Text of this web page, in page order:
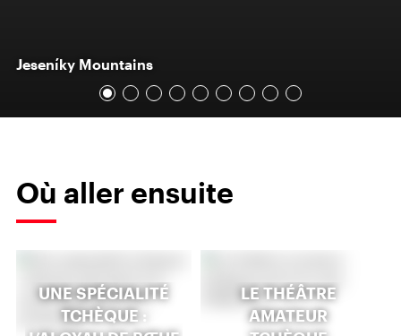
Jeseníky Mountains
Où aller ensuite
UNE SPÉCIALITÉ
TCHÈQUE :
LE THÉÂTRE
AMATEUR